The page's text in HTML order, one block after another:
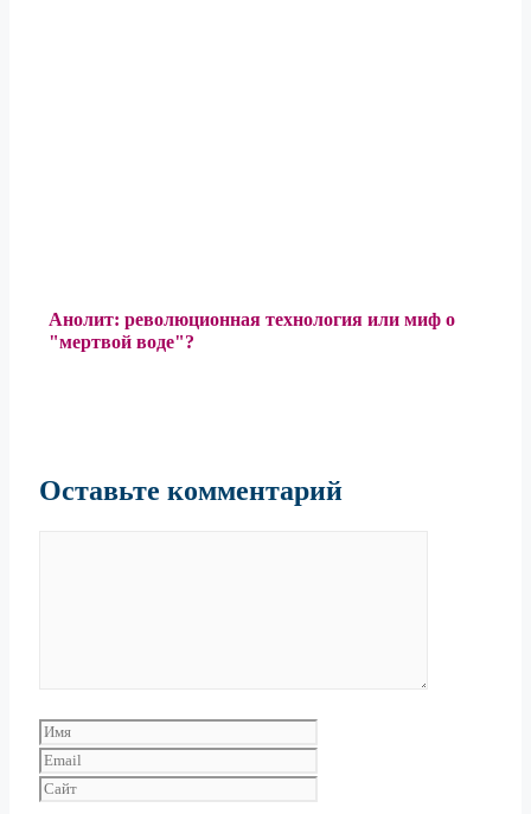
Анолит: революционная технология или миф о
"мертвой воде"?
Оставьте комментарий
Имя